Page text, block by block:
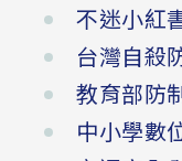
不迷小紅
台灣自殺
教育部防
中小學數